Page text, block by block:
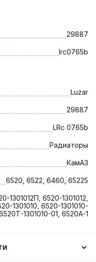
29887
lrc0765b
Luzar
29887
LRc 0765b
Радиаторы
КамАЗ
6520, 6522, 6460, 65225
1301012П, 6520-1301012,
1301010, 6520-1301010-
1301010-01, 6520A-1